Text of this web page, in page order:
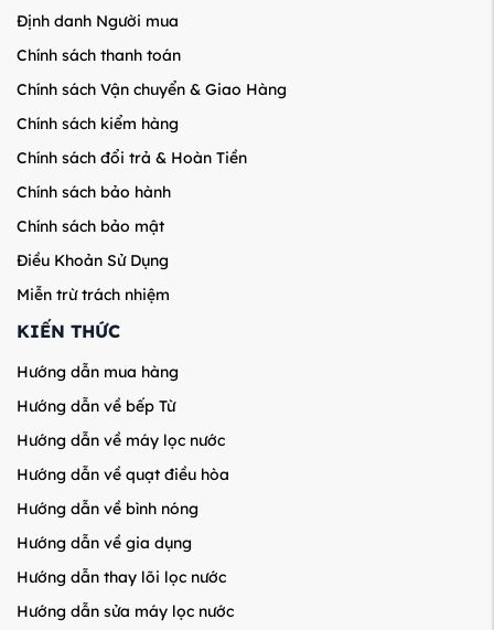
Định danh Người mua
Chính sách thanh toán
Chính sách Vận chuyển & Giao Hàng
Chính sách kiểm hàng
Chính sách đổi trả & Hoàn Tiền
Chính sách bảo hành
Chính sách bảo mật
Điều Khoản Sử Dụng
Miễn trừ trách nhiệm
KIẾN THỨC
Hướng dẫn mua hàng
Hướng dẫn về bếp Từ
Hướng dẫn về máy lọc nước
Hướng dẫn về quạt điều hòa
Hướng dẫn về bình nóng
Hướng dẫn về gia dụng
Hướng dẫn thay lõi lọc nước
Hướng dẫn sửa máy lọc nước